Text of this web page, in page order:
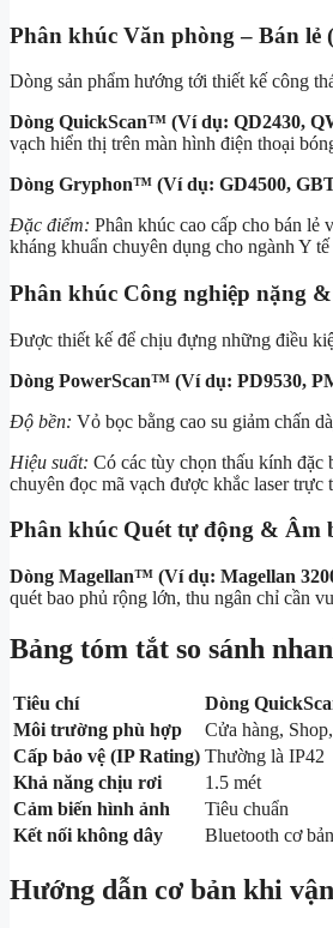
Phân khúc Văn phòng – Bán lẻ
Dòng sản phẩm hướng tới thiết kế công
Dòng QuickScan™ (Ví dụ: QD2430,
vạch hiển thị trên màn hình điện thoại
Dòng Gryphon™ (Ví dụ: GD4500,
Đặc điểm: Phân khúc cao cấp cho bán lẻ
kháng khuẩn chuyên dụng cho ngành Y
Phân khúc Công nghiệp nặng
Được thiết kế để chịu đựng những điều
Dòng PowerScan™ (Ví dụ: PD9530,
Độ bền: Vỏ bọc bằng cao su giảm chấn
Hiệu suất: Có các tùy chọn thấu kính đặc
chuyên đọc mã vạch được khắc laser
Phân khúc Quét tự động & Âm
Dòng Magellan™ (Ví dụ: Magellan
quét bao phủ rộng lớn, thu ngân chỉ cần
Bảng tóm tắt so sánh
Tiêu chí Dòng
Môi trường phù hợp
Cửa hàng,
Cấp bảo vệ (IP Rating) Thường là IP42
Khả năng chịu rơi
1.5 mét
Cảm biến hình ảnh
Tiêu chuẩn
Kết nối không dây
Bluetooth cơ bản
Hướng dẫn cơ bản khi